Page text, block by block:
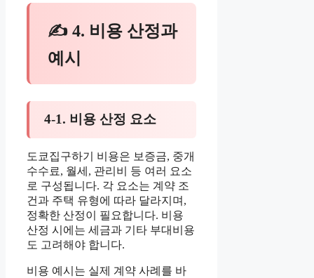
✍ 4. 비용 산정과
예시
4-1. 비용 산정 요소
도쿄집구하기 비용은 보증금, 중개
수수료, 월세, 관리비 등 여러 요소
로 구성됩니다. 각 요소는 계약 조
건과 주택 유형에 따라 달라지며,
정확한 산정이 필요합니다. 비용
산정 시에는 세금과 기타 부대비용
도 고려해야 합니다.
비용 예시는 실제 계약 사례를 바